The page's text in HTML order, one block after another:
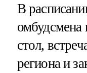
В
омбудсмена
стол,
региона и